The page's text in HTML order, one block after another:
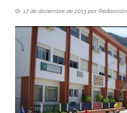
17 de diciembre de 2013 porRedacción